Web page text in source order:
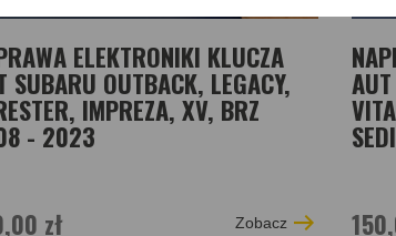
ELEKTRONIKI KLUCZA
SUBARU OUTBACK, LEGACY,
IMPREZA, XV, BRZ
- 2023
zł Zobacz